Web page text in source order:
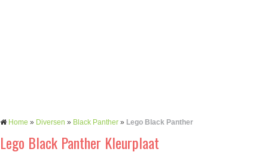
Home » Diversen » Black Panther » Lego Black Panther
Lego Black Panther Kleurplaat